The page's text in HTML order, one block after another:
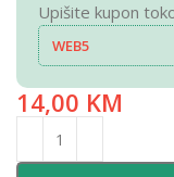
Upišite kupon
WEB5
14,00 KM